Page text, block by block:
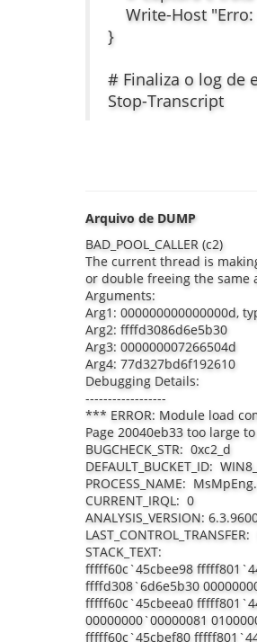
Write-Host "Erro:
}
# Finaliza o log de
Stop-Transcript
Arquivo de DUMP
BAD_POOL_CALLER (c2)
The current thread is
or double freeing the same
Arguments:
Arg1: 000000000000000d,
Arg2: ffffd3086d6e5b30
Arg3: 000000007266504d
Arg4: 77d327bd6f192610
Debugging Details:
------------------
*** ERROR: Module load
Page 20040eb33 too large
BUGCHECK_STR: 0xc2_d
DEFAULT_BUCKET_ID:
PROCESS_NAME:
CURRENT_IRQL: 0
ANALYSIS_VERSION:
STACK_TEXT:
fffff60c`45cbee98
ffffd308`6d6e5b30
fffff60c`45cbeea0
00000000`00000081
fffff60c`45cbef80